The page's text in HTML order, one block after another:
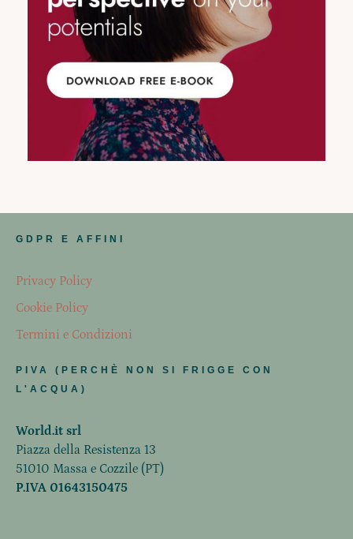
GDPR E AFFINI
Privacy Policy
Cookie Policy
Termini e Condizioni
PIVA (PERCHÈ NON SI FRIGGE CON
L'ACQUA)
World.it srl
Piazza della Resistenza 13
51010 Massa e Cozzile (PT)
P.IVA 01643150475